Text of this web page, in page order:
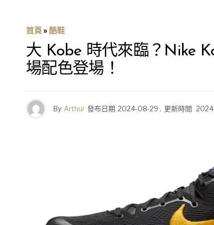
首頁 » 酷鞋
大 Kobe 時代來臨？Nike
場配色登場！
By Arthur 發布日期 2024-08-29 , 更新時間